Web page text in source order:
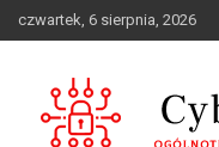
to
czwartek, 6 sierpnia, 2026